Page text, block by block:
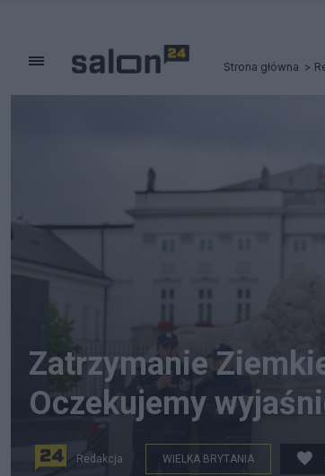
Strona główna
Zatrzymanie
Oczekujemy
Redakcja WIELKA BRYTANIA